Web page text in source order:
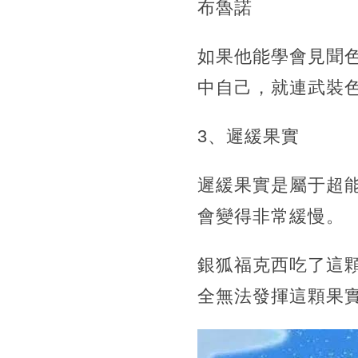
布魯諾
如果他能學會見聞
中自己，就連武裝
3、遲緩果實
遲緩果實是屬于超
會變得非常緩慢。
銀狐福克西吃了這
全無法發揮這顆果